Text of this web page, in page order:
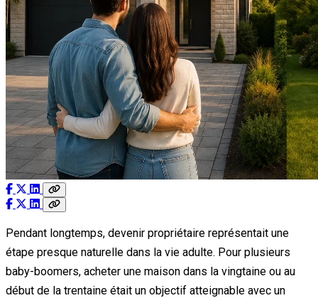
Pendant longtemps, devenir propriétaire représentait une
étape presque naturelle dans la vie adulte. Pour plusieurs
baby-boomers, acheter une maison dans la vingtaine ou au
début de la trentaine était un objectif atteignable avec un